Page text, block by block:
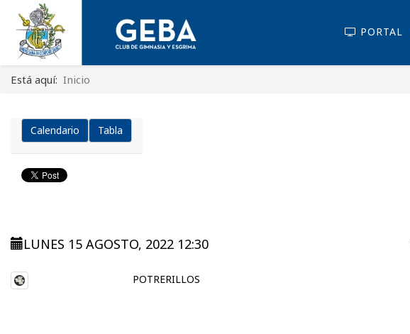
PORTAL
Está aquí: Inicio
Calendario Tabla
LUNES 15 AGOSTO, 2022 12:30
POTRERILLOS